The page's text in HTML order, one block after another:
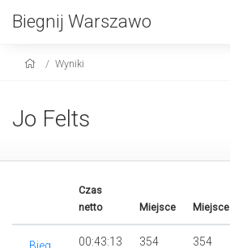
Biegnij Warszawo
Wyniki
Jo Felts
Czas
netto
Miejsce Miejsce
Bieg
00:43:13 354
354